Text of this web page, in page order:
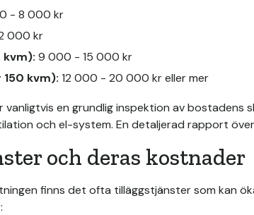
- 8 000 kr
000 kr
kvm): 9 000 - 15 000 kr
kvm): 12 000 - 20 000 kr eller mer
vanligtvis en grundlig inspektion av bostadens
och el-system. En detaljerad rapport
och deras kostnader
finns det ofta tilläggstjänster som kan